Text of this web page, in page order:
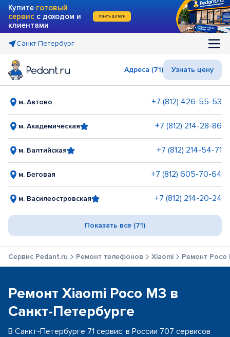
Купите готовый
сервис с доходом и
клиентами
Узнать детали
Санкт-Петербург
Адреса (71) Узнать цену
м. Автово +7 (812) 426-55-53
м. Академическая +7 (812) 214-28-86
м. Балтийская +7 (812) 214-54-71
м. Беговая +7 (812) 605-70-64
м. Василеостровская +7 (812) 214-20-24
Показать все (71)
Сервис Pedant.ru Ремонт телефонов Xiaomi Ремонт Poco
Ремонт Xiaomi Poco M3 в
Санкт-Петербурге
В Санкт-Петербурге 71 сервис, в России 707 сервисов